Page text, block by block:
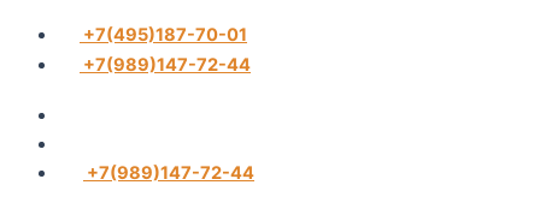
+7(495)187-70-01
+7(989)147-72-44
+7(989)147-72-44